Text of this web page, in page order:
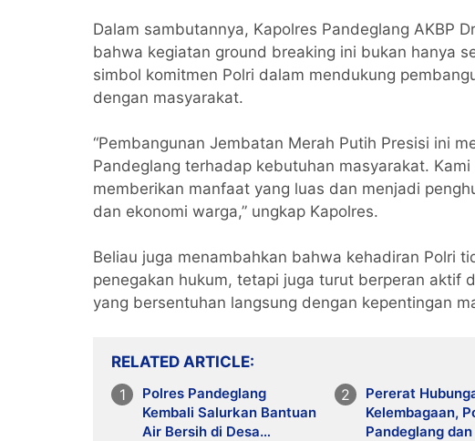
Dalam sambutannya, Kapolres Pandeglang AKBP
bahwa kegiatan ground breaking ini bukan hanya
simbol komitmen Polri dalam mendukung
dengan masyarakat.
“Pembangunan Jembatan Merah Putih Presisi ini
Pandeglang terhadap kebutuhan masyarakat.
memberikan manfaat yang luas dan menjadi
dan ekonomi warga,” ungkap Kapolres.
Beliau juga menambahkan bahwa kehadiran Polri
penegakan hukum, tetapi juga turut berperan aktif
yang bersentuhan langsung dengan kepentingan
RELATED ARTICLE
Polres Pandeglang
Kembali Salurkan Bantuan
Air Bersih di Desa
Pererat
Kelembagaan,
Pandeglang